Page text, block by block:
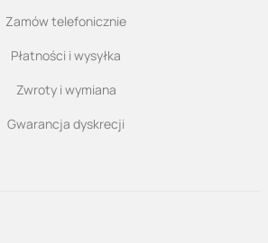
Zamów telefonicznie
Płatności i wysyłka
Zwroty i wymiana
Gwarancja dyskrecji